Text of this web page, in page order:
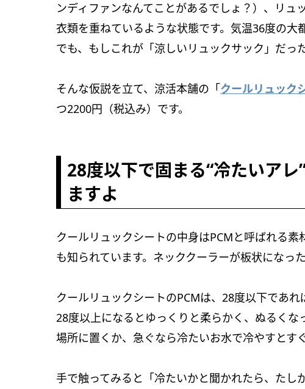
ンディファンなんてことがあるでしょ？）、リ
衣類を重ねているような状態です。気温36度の大
でも、もしこれが「涼しいリュックサック」だっ
そんな仮説を立て、涼活本舗の「クールリュック
つ2200円（税込み）です。
28度以下で固まる“冷たいア
ますよ
クールリュックシートの中身はPCMと呼ばれる
も知られています。ネッククーラーが板状になっ
クールリュックシートのPCMは、28度以下であれ
28度以上になるとゆっくりと柔らかく、ぬるく
場所に置くか、急ぐなら冷たいお水で冷やすとす
手で触ってみると「冷たいかと聞かれたら、た